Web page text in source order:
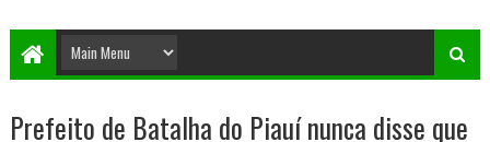
Prefeito de Batalha do Piauí nunca disse que